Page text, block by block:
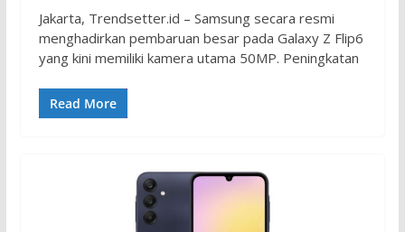
Jakarta, Trendsetter.id – Samsung secara resmi
menghadirkan pembaruan besar pada Galaxy Z Flip6
yang kini memiliki kamera utama 50MP. Peningkatan
Read More